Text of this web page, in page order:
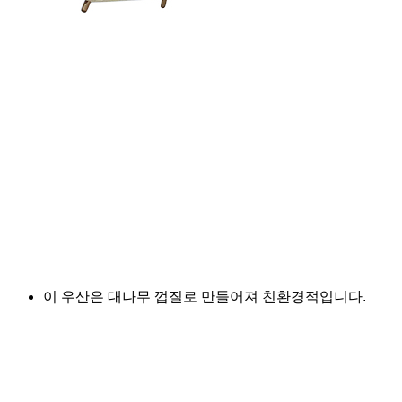
이 우산은 대나무 껍질로 만들어져 친환경적입니다.